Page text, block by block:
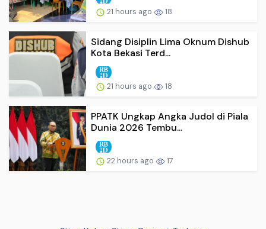
21 hours ago 18
Sidang Disiplin Lima Oknum Dishub
Kota Bekasi Terd...
21 hours ago 18
PPATK Ungkap Angka Judol di Piala
Dunia 2026 Tembu...
22 hours ago 17